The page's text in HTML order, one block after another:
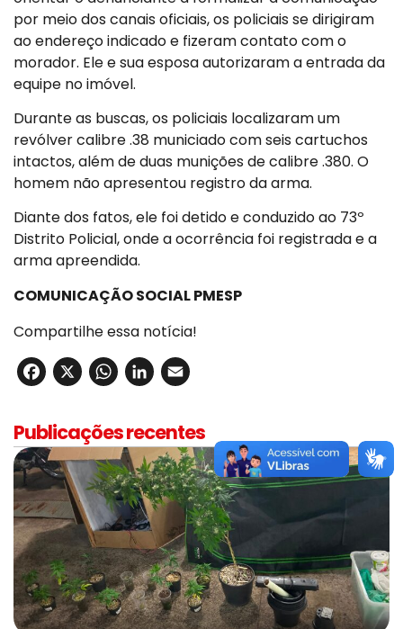
por meio dos canais oficiais, os policiais se dirigiram
ao endereço indicado e fizeram contato com o
morador. Ele e sua esposa autorizaram a entrada da
equipe no imóvel.
Durante as buscas, os policiais localizaram um
revólver calibre .38 municiado com seis cartuchos
intactos, além de duas munições de calibre .380. O
homem não apresentou registro da arma.
Diante dos fatos, ele foi detido e conduzido ao 73º
Distrito Policial, onde a ocorrência foi registrada e a
arma apreendida.
COMUNICAÇÃO SOCIAL PMESP
Compartilhe essa notícia!
Facebook
X WhatsApp
LinkedIn
Publicações recentes